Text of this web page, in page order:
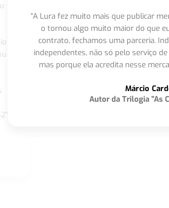
“A Lura fez muito mais que publicar
o tornou algo muito maior do que
contrato, fechamos uma parceria.
independentes, não só pelo serviço
mas porque ela acredita nesse
Márcio
Autor da Trilogia "As